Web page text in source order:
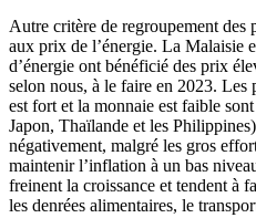
Autre critère de regroupement des
aux prix de l’énergie. La Malaisie
d’énergie ont bénéficié des prix
selon nous, à le faire en 2023. Les
est fort et la monnaie est faible
Japon, Thaïlande et les
négativement, malgré les gros
maintenir l’inflation à un bas
freinent la croissance et tendent à
les denrées alimentaires, le